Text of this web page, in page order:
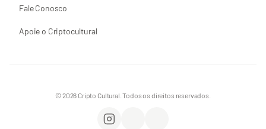
Fale Conosco
Apoie o Criptocultural
© 2026 Cripto Cultural. Todos os direitos reservados.
Instagram